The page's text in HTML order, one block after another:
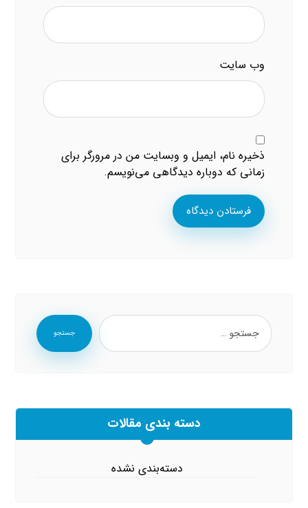
وب‌ سایت
ذخیره نام، ایمیل و وبسایت من در مرورگر برای
زمانی که دوباره دیدگاهی می‌نویسم.
فرستادن دیدگاه
جستجو
دسته بندی مقالات
دسته‌بندی نشده